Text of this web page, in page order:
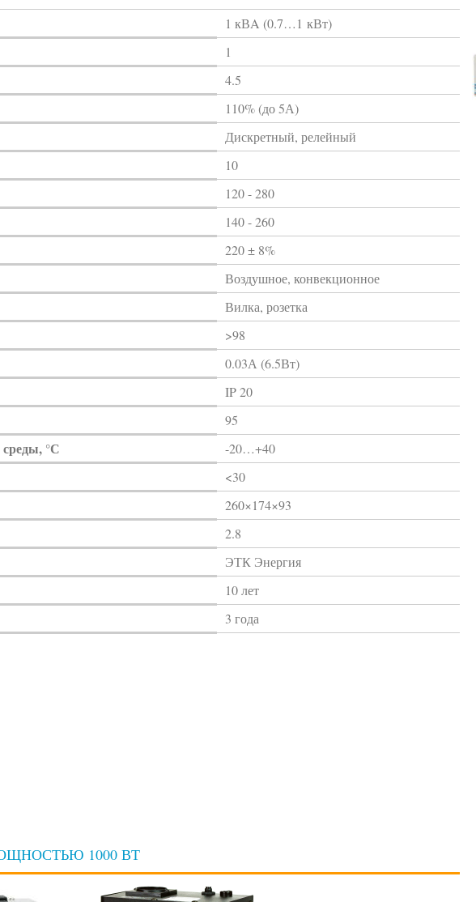
1 кВA (0.7…1 кВт)
1
4.5
110% (до 5А)
Дискретный, релейный
10
120 - 280
140 - 260
220 ± 8%
Воздушное, конвекционное
Вилка, розетка
>98
0.03А (6.5Вт)
IP 20
95
°С -20…+40
<30
260×174×93
2.8
ЭТК Энергия
10 лет
3 года
1000 ВТ